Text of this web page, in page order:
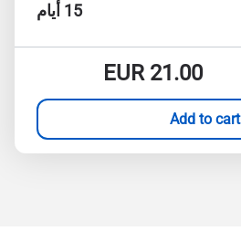
15 أيام
EUR21.00
Add to cart